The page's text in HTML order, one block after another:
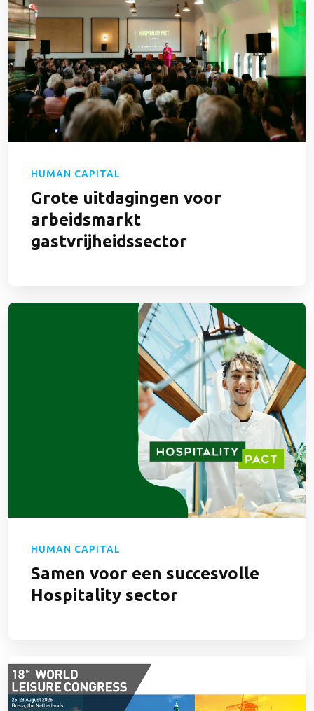
HUMAN CAPITAL
Grote uitdagingen voor
arbeidsmarkt
gastvrijheidssector
HUMAN CAPITAL
Samen voor een succesvolle
Hospitality sector